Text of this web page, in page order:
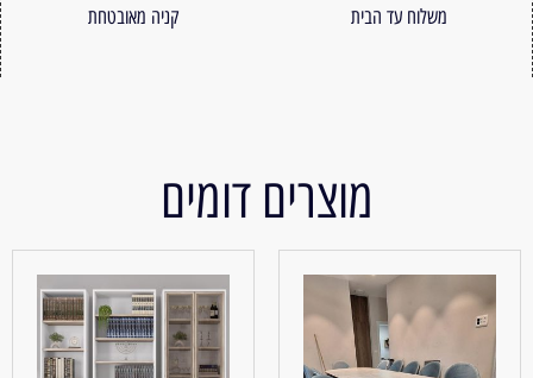
משלוח עד הבית קניה מאובטחת
מוצרים דומים